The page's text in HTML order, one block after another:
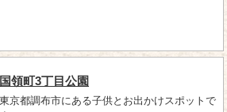
国領町3丁目公園
東京都調布市にある子供とお出かけスポットで